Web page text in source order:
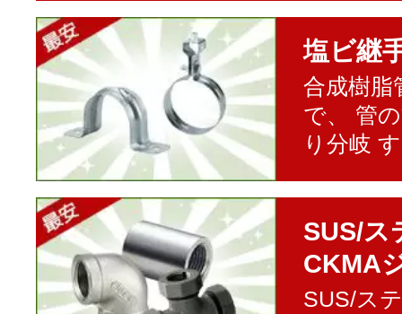
塩ビ継
合成樹脂
で、 管
り分岐
SUS/ス
CKMA
SUS/ス